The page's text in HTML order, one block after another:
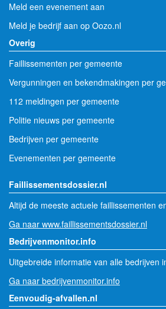
Meld een evenement aan
Meld je bedrijf aan op Oozo.nl
Overig
Faillissementen per gemeente
Vergunningen en bekendmakingen per
112 meldingen per gemeente
Politie nieuws per gemeente
Bedrijven per gemeente
Evenementen per gemeente
Faillissementsdossier.nl
Altijd de meeste actuele faillissementen
Ga naar www.faillissementsdossier.nl
Bedrijvenmonitor.info
Uitgebreide informatie van alle bedrijven
Ga naar bedrijvenmonitor.info
Eenvoudig-afvallen.nl